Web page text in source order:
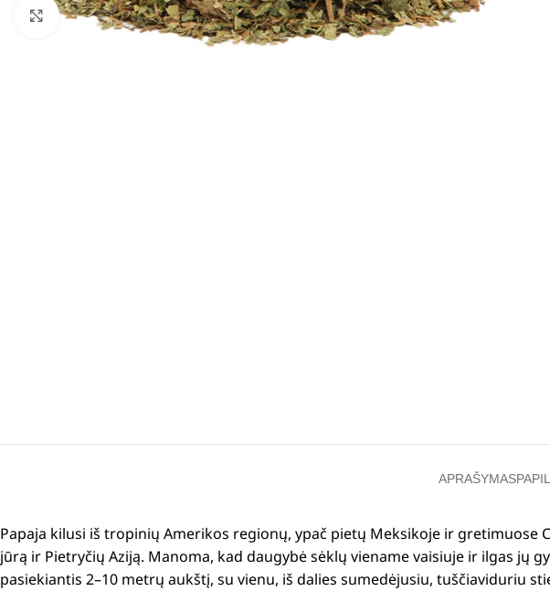
Padidinti
APRAŠYMAS
Papaja kilusi iš tropinių Amerikos regionų, ypač pietų Meksikoje ir gretimuose
jūrą ir Pietryčių Aziją. Manoma, kad daugybė sėklų viename vaisiuje ir ilgas jų
pasiekiantis 2–10 metrų aukštį, su vienu, iš dalies sumedėjusiu, tuščiaviduriu